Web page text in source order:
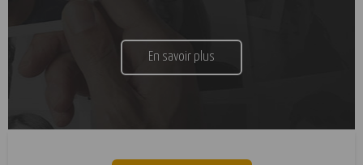
En savoir plus